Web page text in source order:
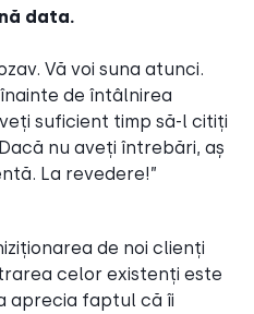
data.
Vă voi suna atunci.
de întâlnirea
suficient timp să-l citiți
nu aveți întrebări, aș
La revedere!”
de noi clienți
celor existenți este
aprecia faptul că îi